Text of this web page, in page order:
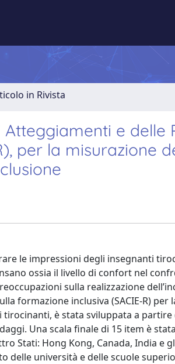
in Rivista
e delle
per la misurazione
le impressioni degli insegnanti
ossia il livello di confort nel
sulla realizzazione
formazione inclusiva (SACIE-R) per
è stata sviluppata a partire
Una scala finale di 15 item è
Stati: Hong Kong, Canada, India e
delle università e delle scuole